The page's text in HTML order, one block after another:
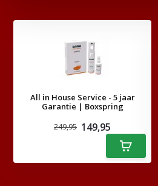
All in House Service - 5 jaar
Garantie | Boxspring
249,95 149,95